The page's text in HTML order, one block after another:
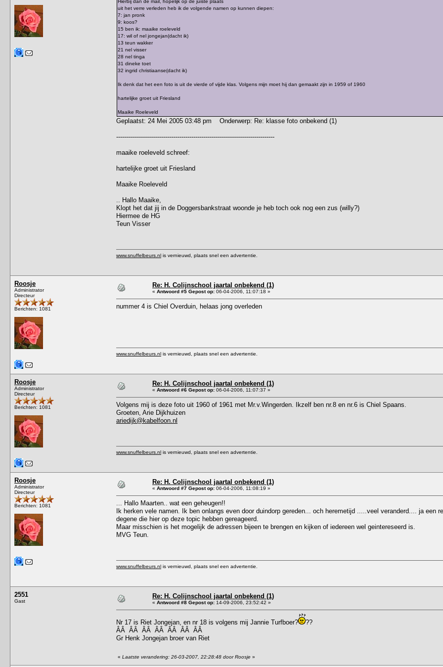
Hierbij dan de mail, hopelijk op de juiste plaats
uit het verre verleden heb ik de volgende namen op kunnen diepen:
7: jan pronk
9: koos?
15 ben ik: maaike roeleveld
17: wil of nel jongejan(dacht ik)
13 teun wakker
21 nel visser
28 nel tinga
31 dineke toet
32 ingrid christiaanse(dacht ik)
Ik denk dat het een foto is uit de vierde of vijde klas. Volgens mijn moet hij dan gemaakt zijn in 1959 of 1960
hartelijke groet uit Friesland
Maaike Roeleveld
Geplaatst: 24 Mei 2005 03:48 pm Onderwerp: Re: klasse foto onbekend (1)
--------------------------------------------------------------------------------
maaike roeleveld schreef:
hartelijke groet uit Friesland
Maaike Roeleveld
.. Hallo Maaike,
Klopt het dat jij in de Doggersbankstraat woonde je heb toch ook nog een zus (willy?)
Hiermee de HG
Teun Visser
www.snuffelbeurs.nl is vernieuwd, plaats snel een advertentie.
Roosje
Administrator
Directeur
Berichten: 1081
Re: H. Colijnschool jaartal onbekend (1)
« Antwoord #5 Gepost op: 06-04-2006, 11:07:18 »
nummer 4 is Chiel Overduin, helaas jong overleden
www.snuffelbeurs.nl is vernieuwd, plaats snel een advertentie.
Roosje
Administrator
Directeur
Berichten: 1081
Re: H. Colijnschool jaartal onbekend (1)
« Antwoord #6 Gepost op: 06-04-2006, 11:07:37 »
Volgens mij is deze foto uit 1960 of 1961 met Mr.v.Wingerden. Ikzelf ben nr.8 en nr.6 is Chiel Spaans.
Groeten, Arie Dijkhuizen
ariedijk@kabelfoon.nl
www.snuffelbeurs.nl is vernieuwd, plaats snel een advertentie.
Roosje
Administrator
Directeur
Berichten: 1081
Re: H. Colijnschool jaartal onbekend (1)
« Antwoord #7 Gepost op: 06-04-2006, 11:08:19 »
... Hallo Maarten.. wat een geheugen!!
Ik herken vele namen. Ik ben onlangs even door duindorp gereden... och heremetijd .....veel veranderd.... ja
degene die hier op deze topic hebben gereageerd.
Maar misschien is het mogelijk de adressen bijeen te brengen en kijken of iedereen wel geintereseerd is.
MVG Teun.
www.snuffelbeurs.nl is vernieuwd, plaats snel een advertentie.
2551
Gast
Re: H. Colijnschool jaartal onbekend (1)
« Antwoord #8 Gepost op: 14-09-2006, 23:52:42 »
Nr 17 is Riet Jongejan, en nr 18 is volgens mij Jannie Turfboer?
??
ÂÂ ÂÂ ÂÂ ÂÂ ÂÂ ÂÂ ÂÂ
Gr Henk Jongejan broer van Riet
« Laatste verandering: 26-03-2007, 22:28:48 door Roosje »